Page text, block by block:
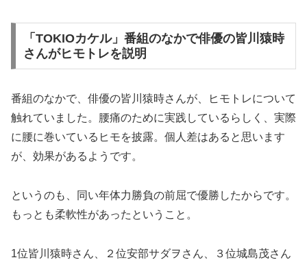
「TOKIOカケル」番組のなかで俳優の皆川猿時
さんがヒモトレを説明
番組のなかで、俳優の皆川猿時さんが、ヒモトレについて
触れていました。腰痛のために実践しているらしく、実際
に腰に巻いているヒモを披露。個人差はあると思います
が、効果があるようです。
というのも、同い年体力勝負の前屈で優勝したからです。
もっとも柔軟性があったということ。
1位皆川猿時さん、２位安部サダヲさん、３位城島茂さん